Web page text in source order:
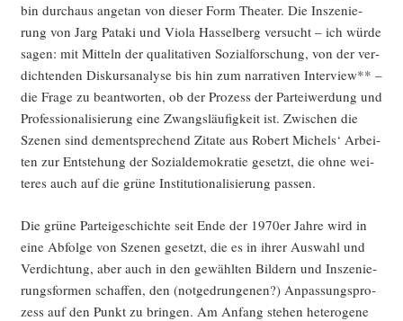
bin durch­aus ange­tan von die­ser Form Thea­ter. Die Insze­nie­
rung von Jarg Pata­ki und Vio­la Has­sel­berg ver­sucht – ich wür­de
sagen: mit Mit­teln der qua­li­ta­ti­ven Sozi­al­for­schung, von der ver­
dich­ten­den Dis­kurs­ana­ly­se bis hin zum nar­ra­ti­ven Inter­view** –
die Fra­ge zu beant­wor­ten, ob der Pro­zess der Par­tei­wer­dung und
Pro­fes­sio­na­li­sie­rung eine Zwangs­läu­fig­keit ist. Zwi­schen die
Sze­nen sind dem­entspre­chend Zita­te aus Robert Michels‘ Arbei­
ten zur Ent­ste­hung der Sozi­al­de­mo­kra­tie gesetzt, die ohne wei­
te­res auch auf die grü­ne Insti­tu­tio­na­li­sie­rung passen.
Die grü­ne Par­tei­ge­schich­te seit Ende der 1970er Jah­re wird in
eine Abfol­ge von Sze­nen gesetzt, die es in ihrer Aus­wahl und
Ver­dich­tung, aber auch in den gewähl­ten Bil­dern und Insze­nie­
rungs­for­men schaf­fen, den (not­ge­drun­ge­nen?) Anpas­sungs­pro­
zess auf den Punkt zu brin­gen. Am Anfang ste­hen hete­ro­ge­ne